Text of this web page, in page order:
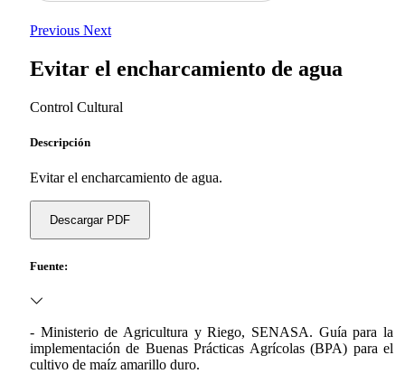
Previous Next
Evitar el encharcamiento de agua
Control Cultural
Descripción
Evitar el encharcamiento de agua.
Descargar PDF
Fuente:
- Ministerio de Agricultura y Riego, SENASA. Guía para la
implementación de Buenas Prácticas Agrícolas (BPA) para el
cultivo de maíz amarillo duro.